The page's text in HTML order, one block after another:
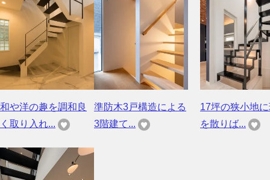
和や洋の趣を調和良
く取り入れ...
準防木3戸構造による
3階建て...
17坪の狭小地
を散りば...